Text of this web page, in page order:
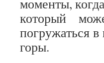
моменты,
который
погружаться
горы.